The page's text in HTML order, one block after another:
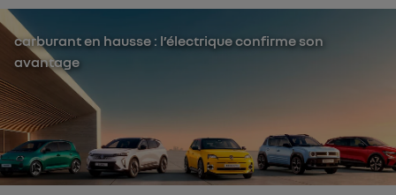
carburant en hausse : l’électrique confirme son
avantage